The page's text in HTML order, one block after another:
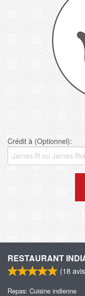
Crédit à (Optionnel):
RESTAURANT
(18
Repas: Cuisine indienne